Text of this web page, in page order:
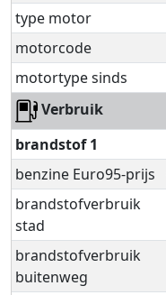
type motor
motorcode
motortype sinds
Verbruik
brandstof 1
benzine Euro95-prijs
brandstofverbruik
stad
brandstofverbruik
buitenweg